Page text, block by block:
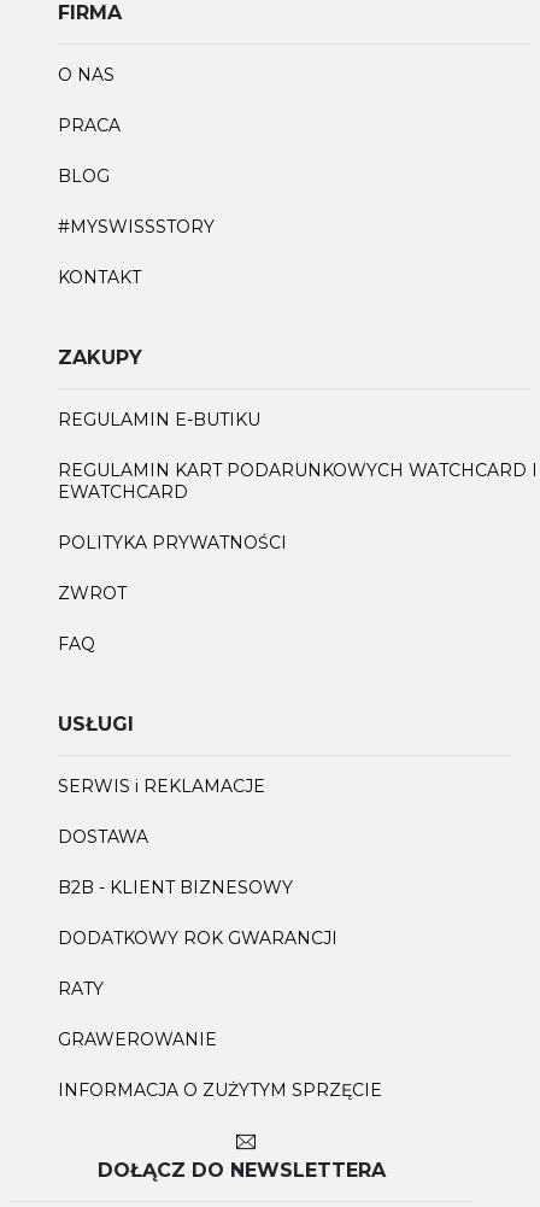
FIRMA
O NAS
PRACA
BLOG
#MYSWISSSTORY
KONTAKT
ZAKUPY
REGULAMIN E-BUTIKU
REGULAMIN KART PODARUNKOWYCH WATCHCARD I
EWATCHCARD
POLITYKA PRYWATNOŚCI
ZWROT
FAQ
USŁUGI
SERWIS i REKLAMACJE
DOSTAWA
B2B - KLIENT BIZNESOWY
DODATKOWY ROK GWARANCJI
RATY
GRAWEROWANIE
INFORMACJA O ZUŻYTYM SPRZĘCIE
DOŁĄCZ DO NEWSLETTERA